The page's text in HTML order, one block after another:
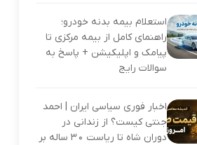
استعلام بیمه بدنه خودرو؛
راهنمای کامل از بیمه مرکزی تا
پیامک و اپلیکیشن + پاسخ به
سوالات رایج
اخبار فوری سیاسی ایران | احمد
جنتی کیست؟ از زندانی در
دوران شاه تا ریاست ۳۰ ساله بر